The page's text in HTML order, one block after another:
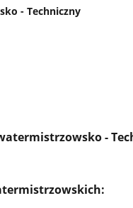
- Techniczny
-